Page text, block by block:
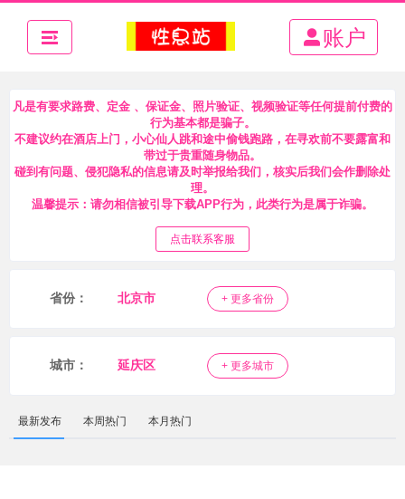
账户
凡是有要求路费、定金 、保证金、照片验证、视频验证等任何提前付费的
行为基本都是骗子。
不建议约在酒店上门，小心仙人跳和途中偷钱跑路，在寻欢前不要露富和
带过于贵重随身物品。
碰到有问题、侵犯隐私的信息请及时举报给我们，核实后我们会作删除处
理。
温馨提示：请勿相信被引导下载APP行为，此类行为是属于诈骗。
点击联系客服
省份： 北京市 + 更多省份
城市： 延庆区 + 更多城市
最新发布 本周热门 本月热门